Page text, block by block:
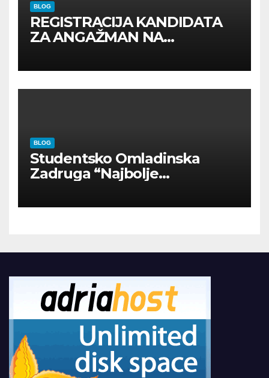
BLOG
REGISTRACIJA KANDIDATA
ZA ANGAŽMAN NA
BLOG
Studentsko Omladinska
Zadruga “Najbolje